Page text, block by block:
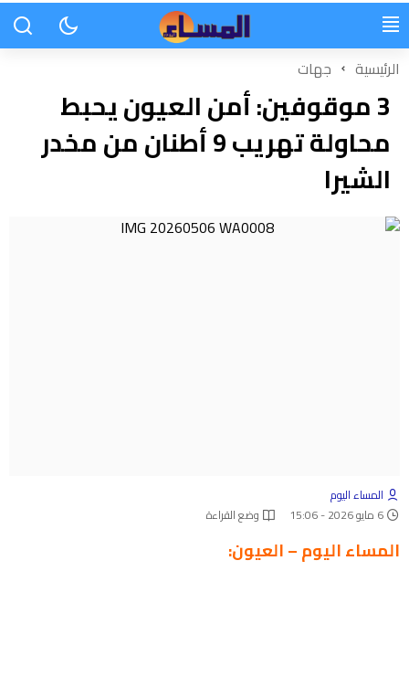
الرئيسية جهات
3 موقوفين: أمن العيون يحبط
محاولة تهريب 9 أطنان من مخدر
الشيرا
المساء اليوم
6 مايو 2026 - 15:06
وضع القراءة
المساء اليوم – العيون: